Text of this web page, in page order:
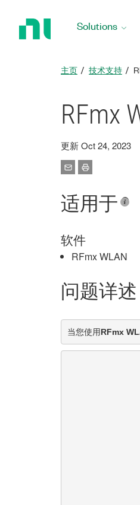
Solutions
主页 技术支持
RFmx
更新 Oct 24, 2023
适用于
软件
RFmx WLAN
问题详述
当您使用RFmx